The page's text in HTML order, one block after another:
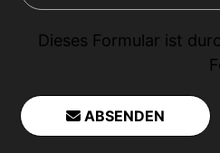
Dieses Formular ist
ABSENDEN